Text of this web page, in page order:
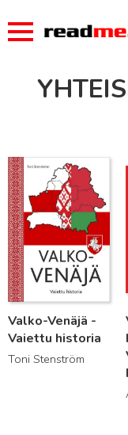
Valko-Venäjä -
Vaiettu historia
Toni Stenström
Lue lisää